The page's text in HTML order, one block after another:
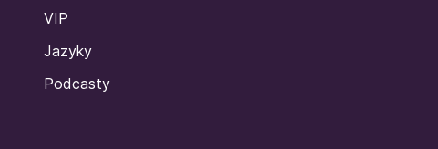
VIP
Jazyky
Podcasty